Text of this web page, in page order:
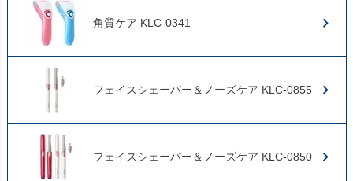
角質ケア KLC-0341
フェイスシェーバー＆ノーズケア KLC-0855
フェイスシェーバー＆ノーズケア KLC-0850